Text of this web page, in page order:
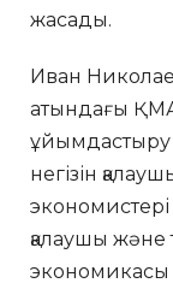
жасады.
Иван
атындағы
негізін
экономистері
қалаушы және
экономикасы